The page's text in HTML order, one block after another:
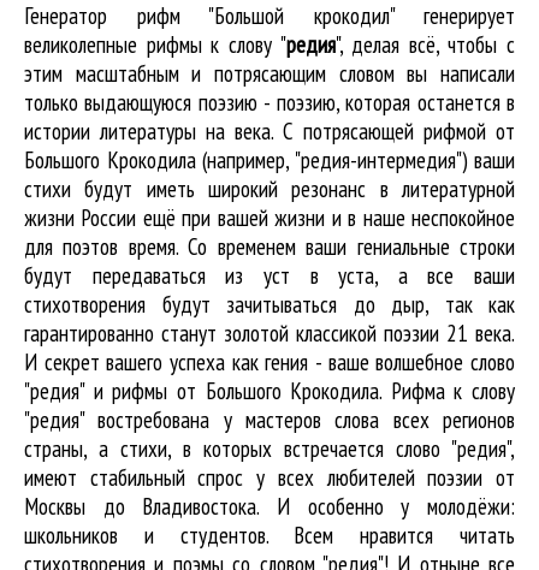
Генератор рифм "Большой крокодил" генерирует
великолепные рифмы к слову "редия", делая всё, чтобы с
этим масштабным и потрясающим словом вы написали
только выдающуюся поэзию - поэзию, которая останется в
истории литературы на века. С потрясающей рифмой от
Большого Крокодила (например, "редия-интермедия") ваши
стихи будут иметь широкий резонанс в литературной
жизни России ещё при вашей жизни и в наше неспокойное
для поэтов время. Со временем ваши гениальные строки
будут передаваться из уст в уста, а все ваши
стихотворения будут зачитываться до дыр, так как
гарантированно станут золотой классикой поэзии 21 века.
И секрет вашего успеха как гения - ваше волшебное слово
"редия" и рифмы от Большого Крокодила. Рифма к слову
"редия" востребована у мастеров слова всех регионов
страны, а стихи, в которых встречается слово "редия",
имеют стабильный спрос у всех любителей поэзии от
Москвы до Владивостока. И особенно у молодёжи:
школьников и студентов. Всем нравится читать
стихотворения и поэмы со словом "редия"! И отныне все